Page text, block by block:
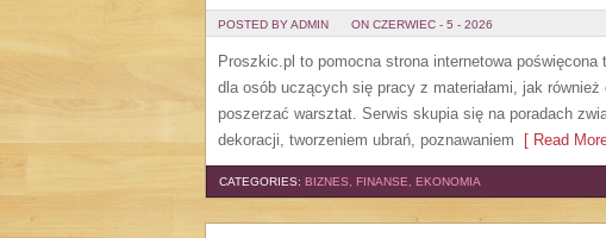
POSTED BY ADMIN ON CZERWIEC - 5 - 2026
Proszkic.pl to pomocna strona internetowa
dla osób uczących się pracy z materiałami, jak
poszerzać warsztat. Serwis skupia się na poradach
dekoracji, tworzeniem ubrań, poznawaniem [ Read
CATEGORIES: BIZNES, FINANSE, EKONOMIA